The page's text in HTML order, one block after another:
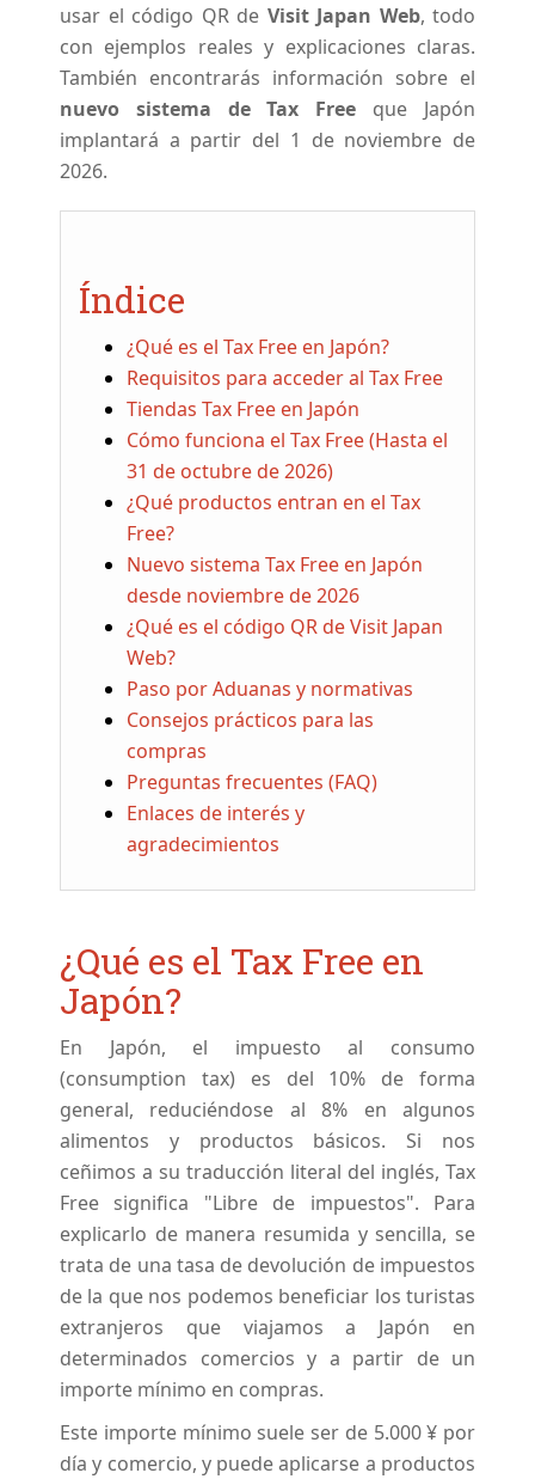
usar el código QR de Visit Japan Web, todo
con ejemplos reales y explicaciones claras.
También encontrarás información sobre el
nuevo sistema de Tax Free que Japón
implantará a partir del 1 de noviembre de
2026.
Índice
¿Qué es el Tax Free en Japón?
Requisitos para acceder al Tax Free
Tiendas Tax Free en Japón
Cómo funciona el Tax Free (Hasta el
31 de octubre de 2026)
¿Qué productos entran en el Tax
Free?
Nuevo sistema Tax Free en Japón
desde noviembre de 2026
¿Qué es el código QR de Visit Japan
Web?
Paso por Aduanas y normativas
Consejos prácticos para las
compras
Preguntas frecuentes (FAQ)
Enlaces de interés y
agradecimientos
¿Qué es el Tax Free en
Japón?
En Japón, el impuesto al consumo
(consumption tax) es del 10% de forma
general, reduciéndose al 8% en algunos
alimentos y productos básicos. Si nos
ceñimos a su traducción literal del inglés, Tax
Free significa "Libre de impuestos". Para
explicarlo de manera resumida y sencilla, se
trata de una tasa de devolución de impuestos
de la que nos podemos beneficiar los turistas
extranjeros que viajamos a Japón en
determinados comercios y a partir de un
importe mínimo en compras.
Este importe mínimo suele ser de 5.000 ¥ por
día y comercio, y puede aplicarse a productos